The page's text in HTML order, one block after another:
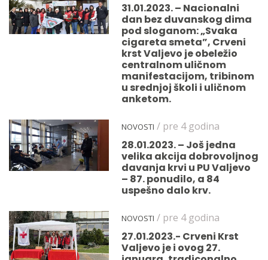
31.01.2023. – Nacionalni
dan bez duvanskog dima
pod sloganom: „Svaka
cigareta smeta”, Crveni
krst Valjevo je obeležio
centralnom uličnom
manifestacijom, tribinom
u srednjoj školi i uličnom
anketom.
NOVOSTI / pre 4 godina
28.01.2023. – Još jedna
velika akcija dobrovoljnog
davanja krvi u PU Valjevo
– 87. ponudilo, a 84
uspešno dalo krv.
NOVOSTI / pre 4 godina
27.01.2023.- Crveni Krst
Valjevo je i ovog 27.